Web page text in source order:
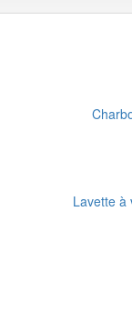
Lavette à